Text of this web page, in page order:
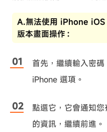
A.無法使用 iPhone iOS
版本畫面操作：
首先，繼續輸入密
iPhone 選項。
點選它，它會通知
的資訊，繼續前進。